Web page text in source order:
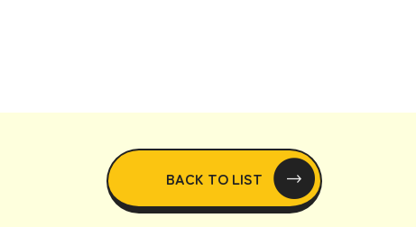
BACK TO LIST